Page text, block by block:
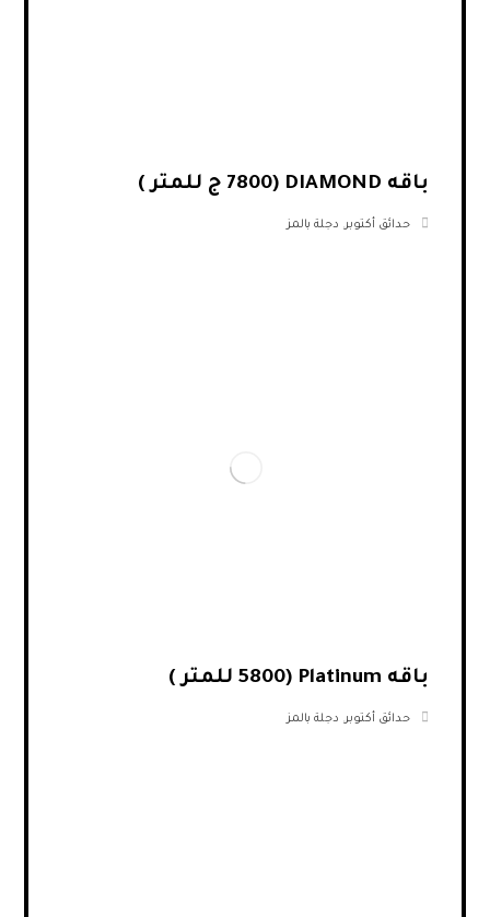
باقه DIAMOND (7800 ج للمتر )
حدائق أكتوبر, دجلة بالمز
باقه Platinum (5800 للمتر )
حدائق أكتوبر, دجلة بالمز